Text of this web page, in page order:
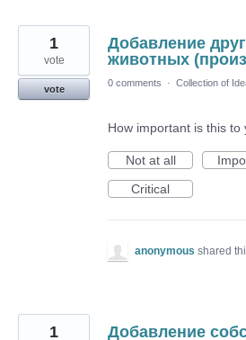
Добавление
животных
1
vote
vote
0 comments · Collection of
How important is this to
Not at all
Critical
anonymous shared
Добавление
1